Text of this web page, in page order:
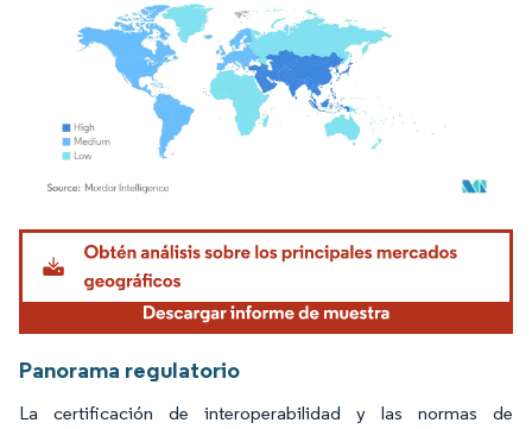
Imagen © Mordor Intelligence. El uso requiere atribución según CC BY 4.0.
Panorama regulatorio
La certificación de interoperabilidad y las normas de